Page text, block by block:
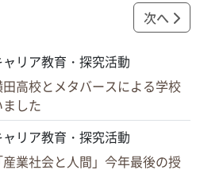
次へ
リア教育・探究活動
田高校とメタバースによる学校
した
リア教育・探究活動
産業社会と人間」今年最後の授